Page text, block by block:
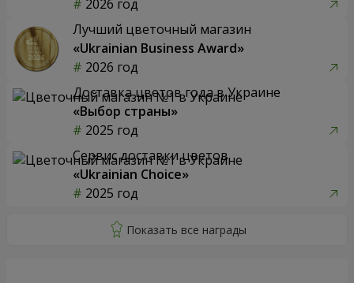
2026 год
Лучший цветочный магазин
«Ukrainian Business Award»
2026 год
Доставка цветов года в Украине
«Выбор страны»
2025 год
Сервис доставки цветов
«Ukrainian Choice»
2025 год